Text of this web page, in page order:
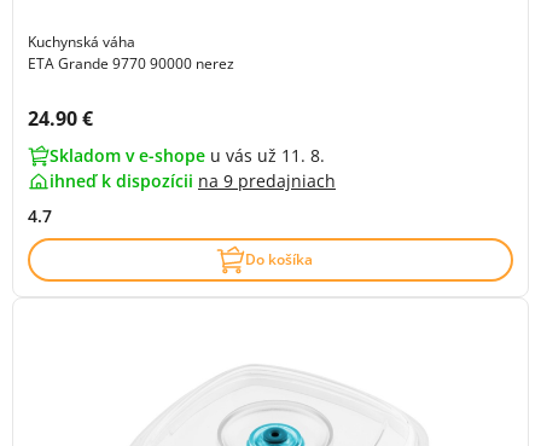
Kuchynská váha
ETA Grande 9770 90000 nerez
Cena s DPH:
24.90 €
Skladom v e-shope u vás už 11. 8.
ihneď k dispozícii na 9 predajniach
4.7
Do košíka